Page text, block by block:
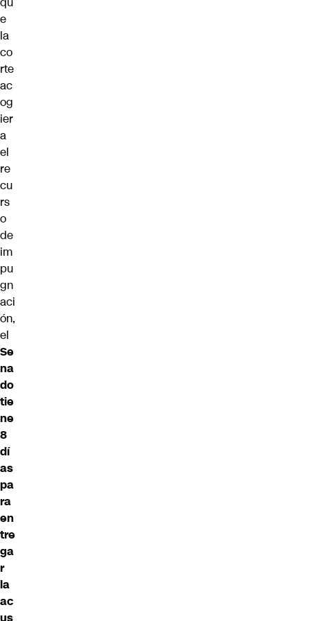
e
la
co
rte
ac
og
ier
a
el
re
cu
rs
o
de
im
pu
gn
aci
ón,
el
Se
na
do
tie
ne
8
dí
as
pa
ra
en
tre
ga
r
la
ac
us